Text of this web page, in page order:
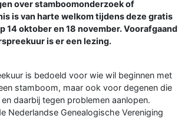
over stamboomonderzoek of
is van harte welkom tijdens deze gratis
14 oktober en 18 november. Voorafgaand
is er een lezing.
is bedoeld voor wie wil beginnen met
stamboom, maar ook voor degenen die
daarbij tegen problemen aanlopen.
Nederlandse Genealogische Vereniging